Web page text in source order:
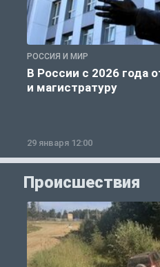
РОССИЯ И МИР
В России с 2026 года
и магистратуру
29 января 12:00
Происшествия